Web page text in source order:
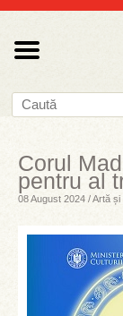
Corul
pentru al
08 August 2024 / Artă și